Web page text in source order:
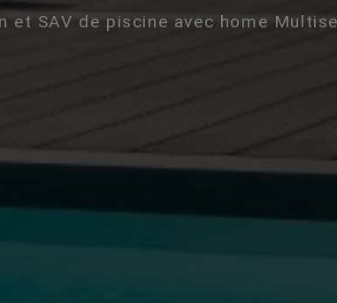
SAV de piscine avec home